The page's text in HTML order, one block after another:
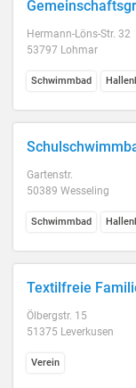
Hermann-Löns-Str. 32
53797 Lohmar
Schwimmbad
Gartenstr.
50389 Wesseling
Schwimmbad
Textilfreie
Ölbergstr. 15
51375 Leverkusen
Verein